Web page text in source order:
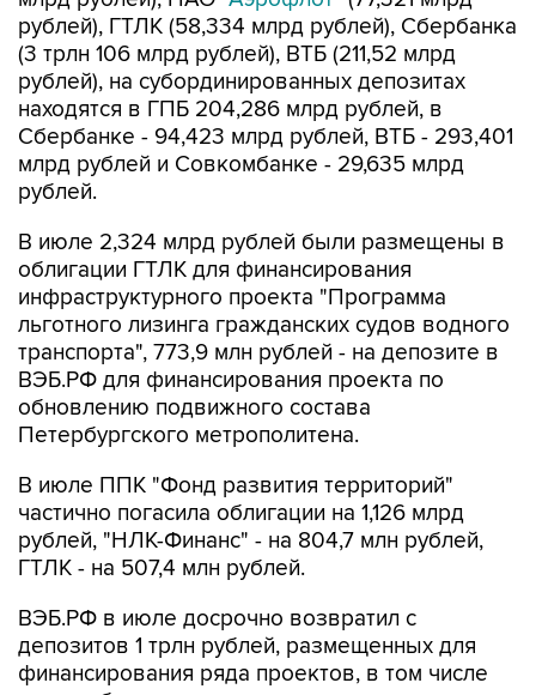
рублей), ГТЛК (58,334 млрд рублей), Сбербанка
(3 трлн 106 млрд рублей), ВТБ (211,52 млрд
рублей), на субординированных депозитах
находятся в ГПБ 204,286 млрд рублей, в
Сбербанке - 94,423 млрд рублей, ВТБ - 293,401
млрд рублей и Совкомбанке - 29,635 млрд
рублей.
В июле 2,324 млрд рублей были размещены в
облигации ГТЛК для финансирования
инфраструктурного проекта "Программа
льготного лизинга гражданских судов водного
транспорта", 773,9 млн рублей - на депозите в
ВЭБ.РФ для финансирования проекта по
обновлению подвижного состава
Петербургского метрополитена.
В июле ППК "Фонд развития территорий"
частично погасила облигации на 1,126 млрд
рублей, "НЛК-Финанс" - на 804,7 млн рублей,
ГТЛК - на 507,4 млн рублей.
ВЭБ.РФ в июле досрочно возвратил с
депозитов 1 трлн рублей, размещенных для
финансирования ряда проектов, в том числе